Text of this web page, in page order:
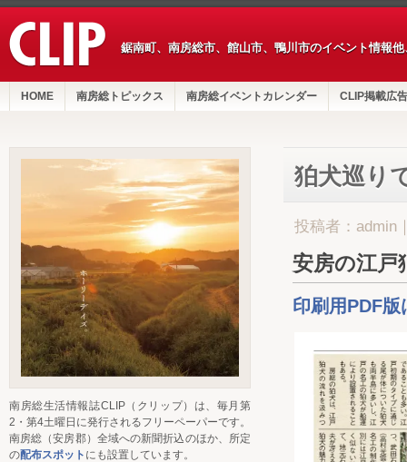
鋸南町、南房総市、館山市、鴨川市のイベント情報
HOME 南房総トピックス 南房総イベントカレンダー CLIP掲載広告
狛犬巡り
投稿者：admin
安房の江戸
印刷用PDF版
南房総生活情報誌CLIP（クリップ）は、毎月第
2・第4土曜日に発行されるフリーペーパーです。
南房総（安房郡）全域への新聞折込のほか、所定
の配布スポット にも設置しています。